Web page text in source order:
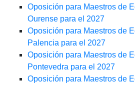
Oposición para Maestros de
Ourense para el 2027
Oposición para Maestros de
Palencia para el 2027
Oposición para Maestros de
Pontevedra para el 2027
Oposición para Maestros de